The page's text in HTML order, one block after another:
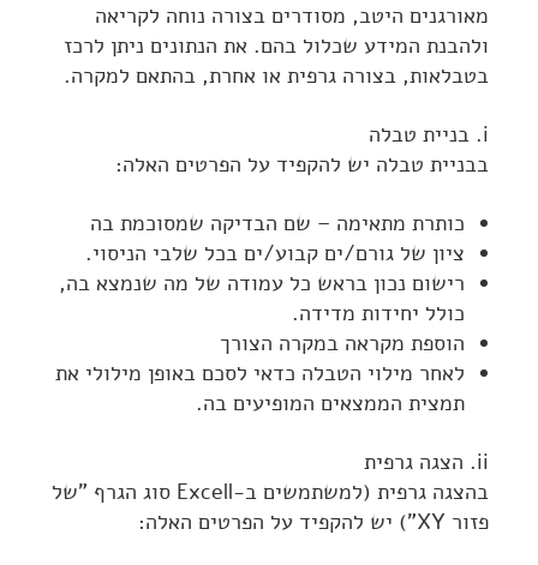
מאורגנים היטב, מסודרים בצורה נוחה לקריאה
ולהבנת המידע שכלול בהם. את הנתונים ניתן לרכז
בטבלאות, בצורה גרפית או אחרת, בהתאם למקרה.
i. בניית טבלה
בבניית טבלה יש להקפיד על הפרטים האלה:
כותרת מתאימה – שם הבדיקה שמסוכמת בה
ציון של גורם/ים קבוע/ים בכל שלבי הניסוי.
רישום נכון בראש כל עמודה של מה שנמצא בה,
כולל יחידות מדידה.
הוספת מקראה במקרה הצורך
לאחר מילוי הטבלה כדאי לסכם באופן מילולי את
תמצית הממצאים המופיעים בה.
ii. הצגה גרפית
בהצגה גרפית (למשתמשים ב-Excell סוג הגרף "של
פזור XY") יש להקפיד על הפרטים האלה: